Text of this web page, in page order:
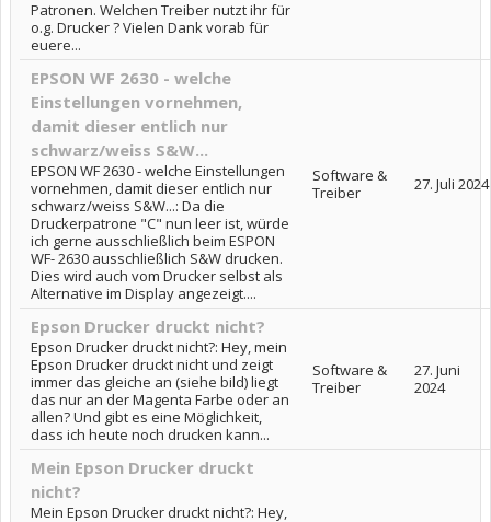
Patronen. Welchen Treiber nutzt ihr für
o.g. Drucker ? Vielen Dank vorab für
euere...
EPSON WF 2630 - welche
Einstellungen vornehmen,
damit dieser entlich nur
schwarz/weiss S&W...
EPSON WF 2630 - welche Einstellungen
vornehmen, damit dieser entlich nur
schwarz/weiss S&W...: Da die
Druckerpatrone "C" nun leer ist, würde
ich gerne ausschließlich beim ESPON
WF- 2630 ausschließlich S&W drucken.
Dies wird auch vom Drucker selbst als
Alternative im Display angezeigt....
Software &
Treiber
27. Juli 2024
Epson Drucker druckt nicht?
Epson Drucker druckt nicht?: Hey, mein
Epson Drucker druckt nicht und zeigt
immer das gleiche an (siehe bild) liegt
das nur an der Magenta Farbe oder an
allen? Und gibt es eine Möglichkeit,
dass ich heute noch drucken kann...
Software &
Treiber
27. Juni
2024
Mein Epson Drucker druckt
nicht?
Mein Epson Drucker druckt nicht?: Hey,